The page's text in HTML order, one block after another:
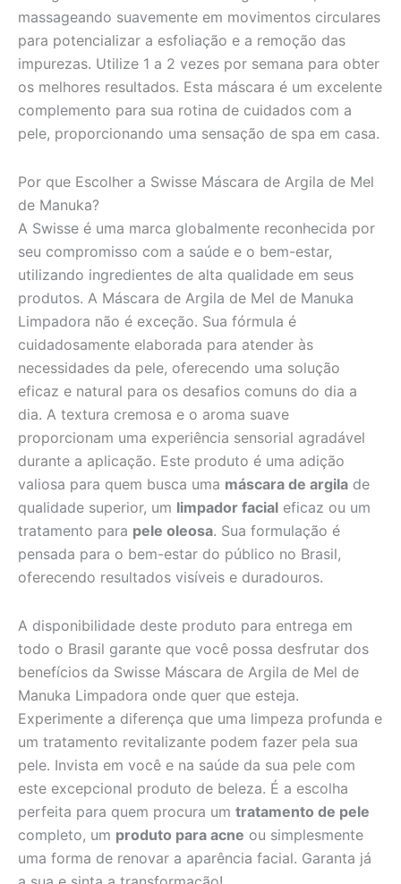
massageando suavemente em movimentos circulares
para potencializar a esfoliação e a remoção das
impurezas. Utilize 1 a 2 vezes por semana para obter
os melhores resultados. Esta máscara é um excelente
complemento para sua rotina de cuidados com a
pele, proporcionando uma sensação de spa em casa.
Por que Escolher a Swisse Máscara de Argila de Mel
de Manuka?
A Swisse é uma marca globalmente reconhecida por
seu compromisso com a saúde e o bem-estar,
utilizando ingredientes de alta qualidade em seus
produtos. A Máscara de Argila de Mel de Manuka
Limpadora não é exceção. Sua fórmula é
cuidadosamente elaborada para atender às
necessidades da pele, oferecendo uma solução
eficaz e natural para os desafios comuns do dia a
dia. A textura cremosa e o aroma suave
proporcionam uma experiência sensorial agradável
durante a aplicação. Este produto é uma adição
valiosa para quem busca uma máscara de argila de
qualidade superior, um limpador facial eficaz ou um
tratamento para pele oleosa. Sua formulação é
pensada para o bem-estar do público no Brasil,
oferecendo resultados visíveis e duradouros.
A disponibilidade deste produto para entrega em
todo o Brasil garante que você possa desfrutar dos
benefícios da Swisse Máscara de Argila de Mel de
Manuka Limpadora onde quer que esteja.
Experimente a diferença que uma limpeza profunda e
um tratamento revitalizante podem fazer pela sua
pele. Invista em você e na saúde da sua pele com
este excepcional produto de beleza. É a escolha
perfeita para quem procura um tratamento de pele
completo, um produto para acne ou simplesmente
uma forma de renovar a aparência facial. Garanta já